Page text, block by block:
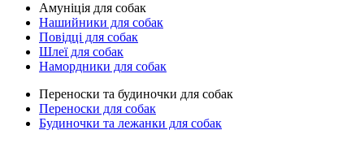
Амуніція для собак
Нашийники для собак
Повідці для собак
Шлеї для собак
Намордники для собак
Переноски та будиночки для собак
Переноски для собак
Будиночки та лежанки для собак